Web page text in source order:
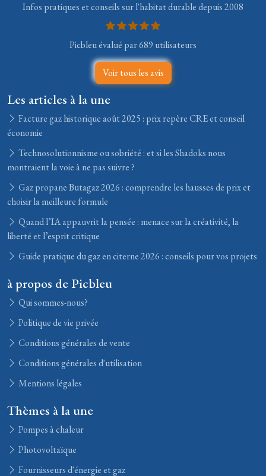
Infos pratiques et conseils sur l'habitat durable depuis 2008
Picbleu évalué par 689 utilisateurs
Voir tous les avis
Les articles à la une
Facture gaz historique août 2025 : prix repère CRE et conseil
économie
Technosolutionnisme ou sobriété : et si les Shadoks nous
montraient la voie à ne pas suivre ?
Gaz propane Butagaz 2026 : comprendre les hausses de prix et
choisir la meilleure formule
Quand l’IA appauvrit la pensée : menace sur la créativité, la
liberté et l’esprit critique
Guide pratique du gaz en citerne 2026 : conseils pour vos projets
à propos de Picbleu
Qui sommes-nous?
Politique de vie privée
Conditions générales de vente
Conditions générales d'utilisation
Mentions légales
Thèmes à la une
Pompes à chaleur
Photovoltaïque
Fournisseurs d'énergie et gaz